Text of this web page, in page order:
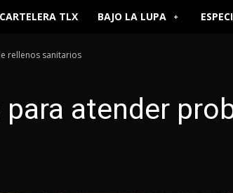
CARTELERA TLX BAJO LA LUPA
rellenos sanitarios
atender